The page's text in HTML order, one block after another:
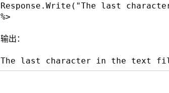
Response.Write("The last
%>
输出：
The last character in the text